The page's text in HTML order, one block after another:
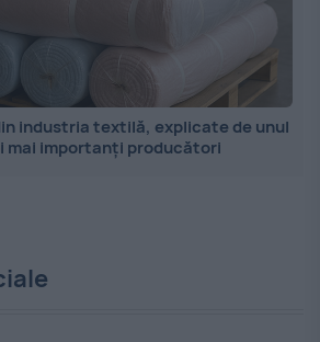
industria textilă, explicate de unul
mai importanți producători